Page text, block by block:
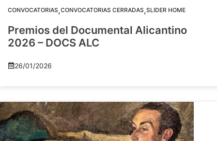
CONVOCATORIAS,CONVOCATORIAS CERRADAS,SLIDER HOME
Premios del Documental Alicantino
2026 – DOCS ALC
26/01/2026